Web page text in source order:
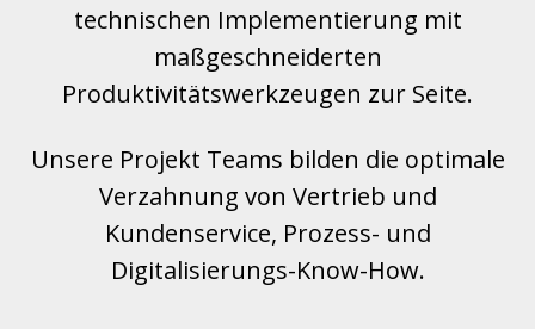
technischen Implementierung mit
maßgeschneiderten
Produktivitätswerkzeugen zur Seite.
Unsere Projekt Teams bilden die optimale
Verzahnung von Vertrieb und
Kundenservice, Prozess- und
Digitalisierungs-Know-How.